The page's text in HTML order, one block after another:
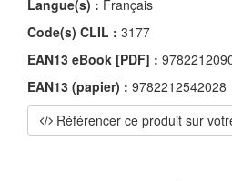
Langue(s) : Français
Code(s) CLIL : 3177
EAN13 eBook [PDF] :
EAN13 (papier) : 9782212542028
Référencer ce produit sur